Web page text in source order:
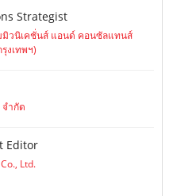
Strategist
วนิเคชั่นส์ แอนด์ คอนซัลแทนส์
งเทพฯ)
ำกัด
Editor
Ltd.